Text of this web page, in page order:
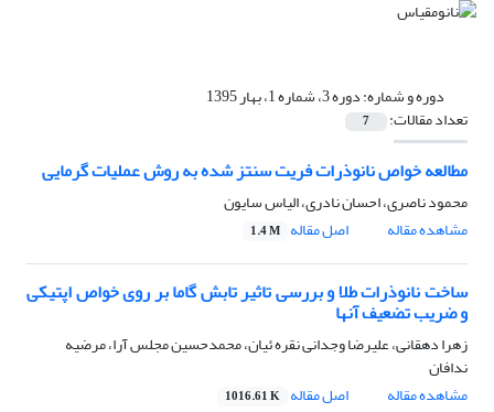
دوره و شماره:دوره 3، شماره 1، بهار 1395
تعداد مقالات: 7
مطالعه خواص نانوذرات فریت سنتز شده به روش عملیات گرمایی
محمود ناصری، احسان نادری، الیاس سایون
مشاهده مقاله
اصل مقاله 1.4 M
ساخت نانوذرات طلا و بررسی تاثیر تابش گاما بر روی خواص اپتیکی
و ضریب تضعیف آنها
زهرا دهقانی، علیرضا وجدانی نقره ئیان، محمدحسین مجلس آرا، مرضیه
ندافان
مشاهده مقاله
اصل مقاله 1016.61 K